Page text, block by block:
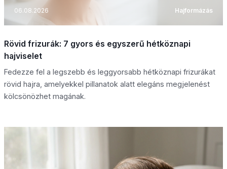
06.08.2026 Hajformázás
Rövid frizurák: 7 gyors és egyszerű hétköznapi
hajviselet
Fedezze fel a legszebb és leggyorsabb hétköznapi frizurákat
rövid hajra, amelyekkel pillanatok alatt elegáns megjelenést
kölcsönözhet magának.